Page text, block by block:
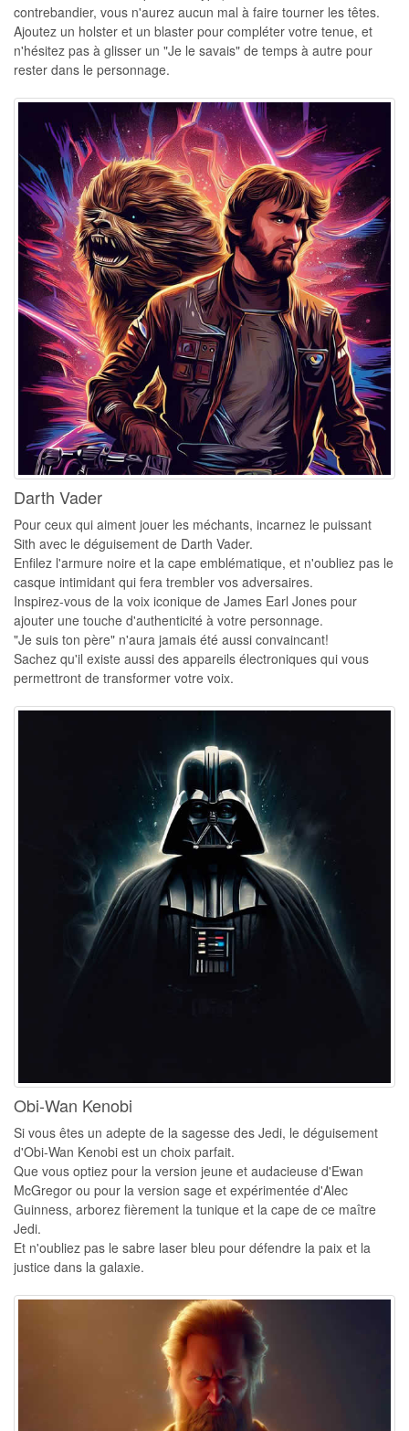
contrebandier, vous n'aurez aucun mal à faire tourner les têtes.
Ajoutez un holster et un blaster pour compléter votre tenue, et
n'hésitez pas à glisser un "Je le savais" de temps à autre pour
rester dans le personnage.
Darth Vader
Pour ceux qui aiment jouer les méchants, incarnez le puissant
Sith avec le déguisement de Darth Vader.
Enfilez l'armure noire et la cape emblématique, et n'oubliez pas le
casque intimidant qui fera trembler vos adversaires.
Inspirez-vous de la voix iconique de James Earl Jones pour
ajouter une touche d'authenticité à votre personnage.
"Je suis ton père" n'aura jamais été aussi convaincant!
Sachez qu'il existe aussi des appareils électroniques qui vous
permettront de transformer votre voix.
Obi-Wan Kenobi
Si vous êtes un adepte de la sagesse des Jedi, le déguisement
d'Obi-Wan Kenobi est un choix parfait.
Que vous optiez pour la version jeune et audacieuse d'Ewan
McGregor ou pour la version sage et expérimentée d'Alec
Guinness, arborez fièrement la tunique et la cape de ce maître
Jedi.
Et n'oubliez pas le sabre laser bleu pour défendre la paix et la
justice dans la galaxie.